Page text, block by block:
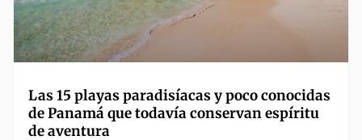
Las 15 playas paradisíacas y poco conocidas
de Panamá que todavía conservan espíritu
de aventura